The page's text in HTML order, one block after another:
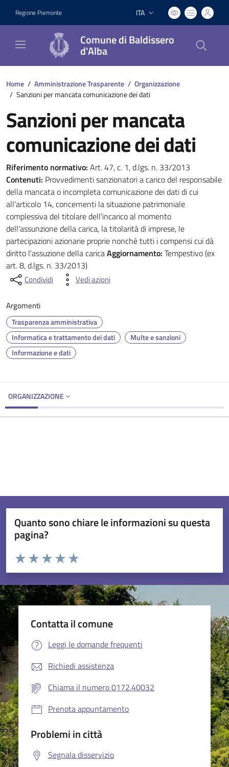
Regione Piemonte Lingua attiva:
ITA
Comune di Baldissero
d'Alba
Home / Amministrazione Trasparente / Organizzazione
/ Sanzioni per mancata comunicazione dei dati
Sanzioni per mancata
comunicazione dei dati
Riferimento normativo: Art. 47, c. 1, d.lgs. n. 33/2013
Contenuti: Provvedimenti sanzionatori a carico del responsabile
della mancata o incompleta comunicazione dei dati di cui
all'articolo 14, concernenti la situazione patrimoniale
complessiva del titolare dell'incarico al momento
dell'assunzione della carica, la titolarità di imprese, le
partecipazioni azionarie proprie nonchè tutti i compensi cui dà
diritto l'assuzione della caricaAggiornamento: Tempestivo (ex
art. 8, d.lgs. n. 33/2013)
Condividi Vedi azioni
Argomenti
Trasparenza amministrativa
Informatica e trattamento dei dati
Multe e sanzioni
Informazione e dati
ORGANIZZAZIONE
Quanto sono chiare le informazioni su questa
pagina?
Valuta da 1 a 5 stelle la pagina
Valuta 5 stelle su 5
Valuta 4 stelle su 5
Valuta 3 stelle su 5
Valuta 2 stelle su 5
Valuta 1 stelle su 5
Contatta il comune
Leggi le domande frequenti
Richiedi assistenza
Chiama il numero 0172.40032
Prenota appuntamento
Problemi in città
Segnala disservizio